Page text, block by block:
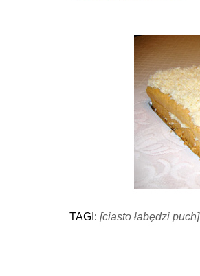
TAGI: [ciasto łabędzi puch]